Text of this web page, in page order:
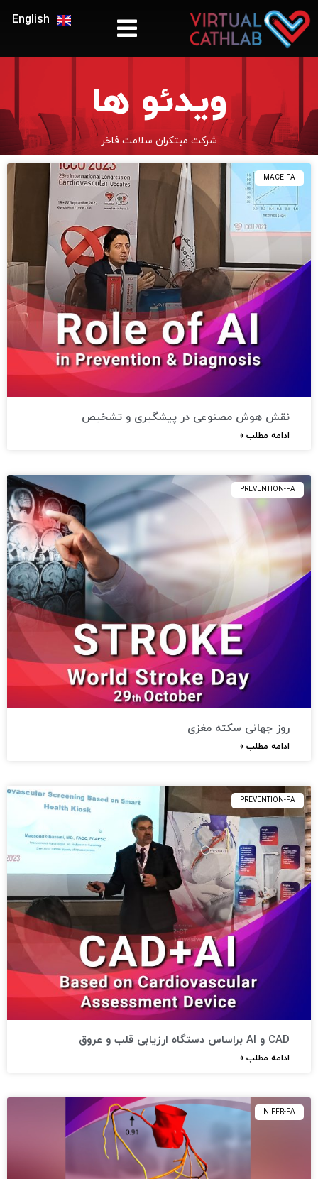
English
ویدئو ها
شرکت مبتکران سلامت فاخر
MACE-FA
نقش هوش مصنوعی در پیشگیری و تشخیص
ادامه مطلب »
PREVENTION-FA
روز جهانی سکته مغزی
ادامه مطلب »
PREVENTION-FA
CAD و AI براساس دستگاه ارزیابی قلب و عروق
ادامه مطلب »
NIFFR-FA